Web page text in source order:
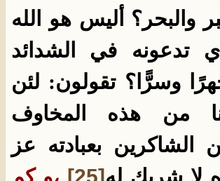
والبحر؟ أليس هو الله
تدعونه في الشدائد
وسرًّا؟ تقولون: لئن
من هذه المخاوف
الشاكرين بعبادته عز